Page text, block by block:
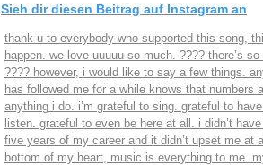
Sieh dir diesen Beitrag auf Instagram an
thank u to everybody who supported this song,
happen. we love uuuuu so much. ???? there’s
???? however, i would like to say a few things.
has followed me for a while knows that numbers
anything i do. i’m grateful to sing. grateful to
listen. grateful to even be here at all. i didn’t
five years of my career and it didn’t upset me at
bottom of my heart, music is everything to me.